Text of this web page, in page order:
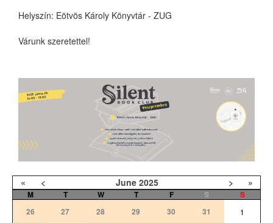
Helyszín: Eötvös Károly Könyvtár - ZUG
Várunk szeretettel!
« < June 2025 > »
M T W T F S
S
26
27 28 29 30 31 1